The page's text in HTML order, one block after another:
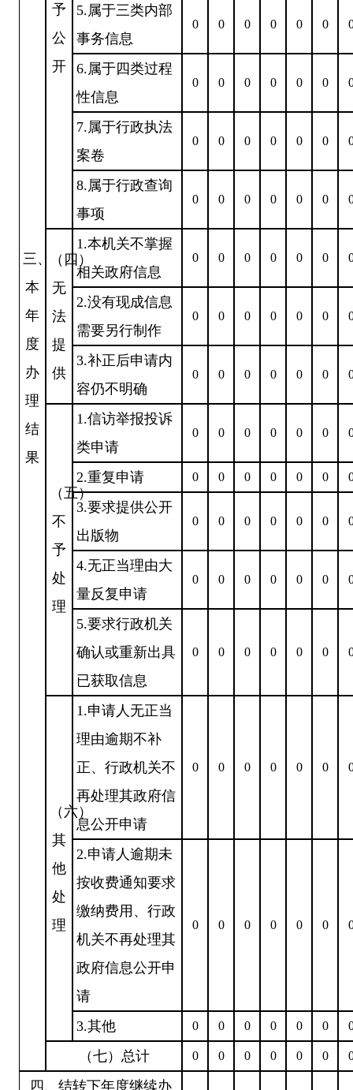
三、
本
年
度
办
理
结
果
予
公
开
5.属于三类内部
事务信息
0 0 0 0 0 0
6.属于四类过程
性信息
0 0 0 0 0 0
7.属于行政执法
案卷
0 0 0 0 0 0
8.属于行政查询
事项
0 0 0 0 0 0
（四）
无
法
提
供
1.本机关不掌握
相关政府信息
0 0 0 0 0 0
2.没有现成信息
需要另行制作
0 0 0 0 0 0
3.补正后申请内
容仍不明确
0 0 0 0 0 0
（五）
不
予
处
理
1.信访举报投诉
类申请
0 0 0 0 0 0
2.重复申请 0 0 0 0 0 0
3.要求提供公开
出版物
0 0 0 0 0 0
4.无正当理由大
量反复申请
0 0 0 0 0 0
5.要求行政机关
确认或重新出具
已获取信息
0 0 0 0 0 0
（六）
其
他
处
理
1.申请人无正当
理由逾期不补
正、行政机关不
再处理其政府信
息公开申请
0 0 0 0 0 0
2.申请人逾期未
按收费通知要求
缴纳费用、行政
机关不再处理其
政府信息公开申
请
0 0 0 0 0 0
3.其他 0 0 0 0 0 0
（七）总计 0 0 0 0 0 0
四、结转下年度继续办